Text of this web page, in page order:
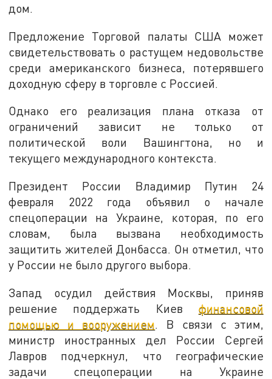
дом.
Предложение Торговой палаты США может
свидетельствовать о растущем недовольстве
среди американского бизнеса, потерявшего
доходную сферу в торговле с Россией.
Однако его реализация плана отказа от
ограничений зависит не только от
политической воли Вашингтона, но и
текущего международного контекста.
Президент России Владимир Путин 24
февраля 2022 года объявил о начале
спецоперации на Украине, которая, по его
словам, была вызвана необходимость
защитить жителей Донбасса. Он отметил, что
у России не было другого выбора.
Запад осудил действия Москвы, приняв
решение поддержать Киев финансовой
помощью и вооружением. В связи с этим,
министр иностранных дел России Сергей
Лавров подчеркнул, что географические
задачи спецоперации на Украине